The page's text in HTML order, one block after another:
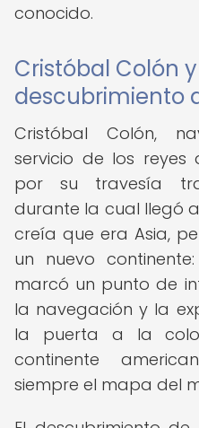
conocido.
Cristóbal Colón
descubrimiento
Cristóbal Colón,
servicio de los reyes
por su travesía
durante la cual llegó
creía que era Asia,
un nuevo
marcó un punto de
la navegación y la
la puerta a la
continente
siempre el mapa del